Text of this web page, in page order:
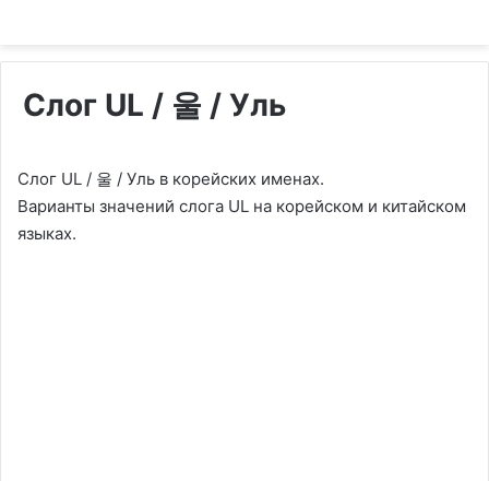
Слог UL / 울 / Уль
Слог UL / 울 / Уль в корейских именах.
Варианты значений слога UL на корейском и китайском
языках.